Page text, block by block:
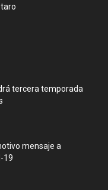
tercera temporada
mensaje a
19